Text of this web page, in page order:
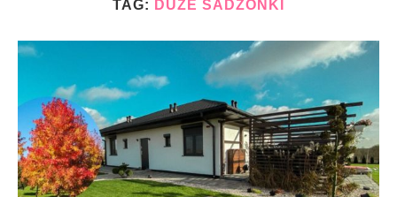
TAG: DUŻE SADZONKI